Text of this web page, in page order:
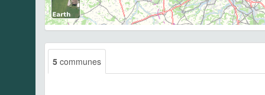
5 communes